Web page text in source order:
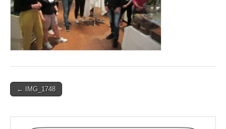
Post← IMG_1748